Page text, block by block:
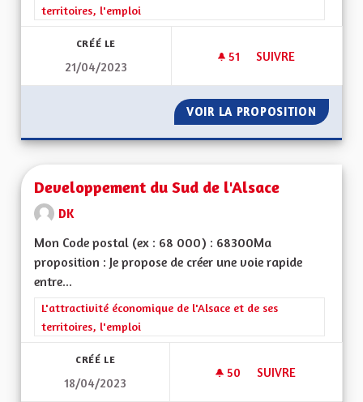
territoires, l'emploi
CRÉÉ LE
21/04/2023
51 51 ABONNÉS
SUIVRE
VOIR LA PROPOSITION
Developpement du Sud de l'Alsace
DK
Mon Code postal (ex : 68 000) : 68300Ma
proposition : Je propose de créer une voie rapide
entre...
Filtrer les résultats de la catégorie : L'attractivité
L'attractivité économique de l'Alsace et de ses
territoires, l'emploi
CRÉÉ LE
18/04/2023
50 50 ABONNÉS
SUIVRE